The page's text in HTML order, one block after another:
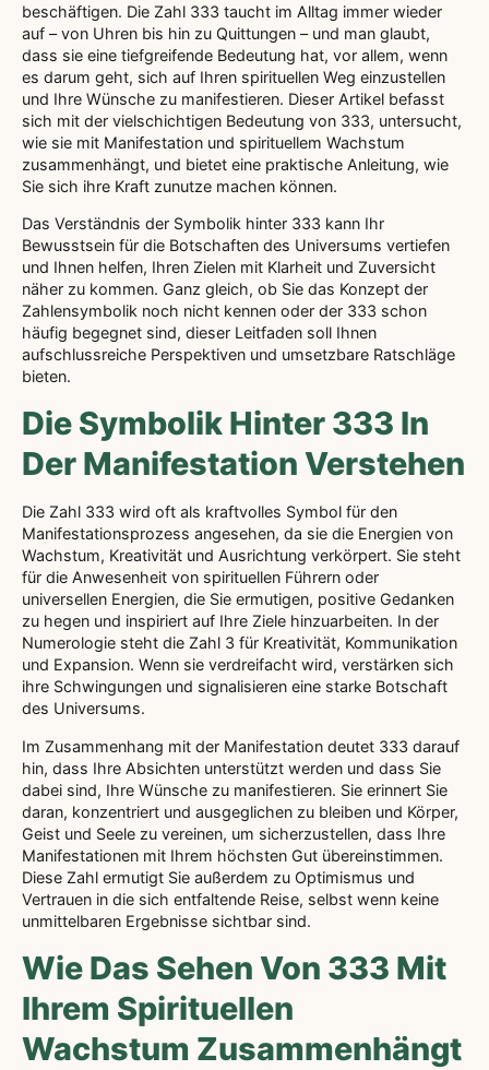
beschäftigen. Die Zahl 333 taucht im Alltag immer wieder
auf – von Uhren bis hin zu Quittungen – und man glaubt,
dass sie eine tiefgreifende Bedeutung hat, vor allem, wenn
es darum geht, sich auf Ihren spirituellen Weg einzustellen
und Ihre Wünsche zu manifestieren. Dieser Artikel befasst
sich mit der vielschichtigen Bedeutung von 333, untersucht,
wie sie mit Manifestation und spirituellem Wachstum
zusammenhängt, und bietet eine praktische Anleitung, wie
Sie sich ihre Kraft zunutze machen können.
Das Verständnis der Symbolik hinter 333 kann Ihr
Bewusstsein für die Botschaften des Universums vertiefen
und Ihnen helfen, Ihren Zielen mit Klarheit und Zuversicht
näher zu kommen. Ganz gleich, ob Sie das Konzept der
Zahlensymbolik noch nicht kennen oder der 333 schon
häufig begegnet sind, dieser Leitfaden soll Ihnen
aufschlussreiche Perspektiven und umsetzbare Ratschläge
bieten.
Die Symbolik Hinter 333 In
Der Manifestation Verstehen
Die Zahl 333 wird oft als kraftvolles Symbol für den
Manifestationsprozess angesehen, da sie die Energien von
Wachstum, Kreativität und Ausrichtung verkörpert. Sie steht
für die Anwesenheit von spirituellen Führern oder
universellen Energien, die Sie ermutigen, positive Gedanken
zu hegen und inspiriert auf Ihre Ziele hinzuarbeiten. In der
Numerologie steht die Zahl 3 für Kreativität, Kommunikation
und Expansion. Wenn sie verdreifacht wird, verstärken sich
ihre Schwingungen und signalisieren eine starke Botschaft
des Universums.
Im Zusammenhang mit der Manifestation deutet 333 darauf
hin, dass Ihre Absichten unterstützt werden und dass Sie
dabei sind, Ihre Wünsche zu manifestieren. Sie erinnert Sie
daran, konzentriert und ausgeglichen zu bleiben und Körper,
Geist und Seele zu vereinen, um sicherzustellen, dass Ihre
Manifestationen mit Ihrem höchsten Gut übereinstimmen.
Diese Zahl ermutigt Sie außerdem zu Optimismus und
Vertrauen in die sich entfaltende Reise, selbst wenn keine
unmittelbaren Ergebnisse sichtbar sind.
Wie Das Sehen Von 333 Mit
Ihrem Spirituellen
Wachstum Zusammenhängt